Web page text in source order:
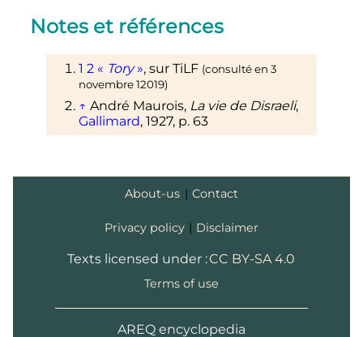
Notes et références
1 2 « Tory », sur TiLF (consulté en 3
novembre 12019)
↑ André Maurois, La vie de Disraeli,
Gallimard, 1927, p. 63
About-us | Contact
Privacy policy | Disclaimer
Texts licensed under :CC BY-SA 4.0
Terms of use
AREQ encyclopedia